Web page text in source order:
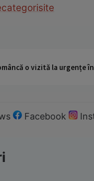
o vizită la urgențe
Facebook